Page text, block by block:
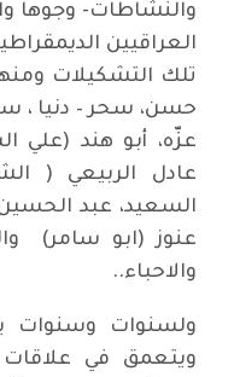
والنشاطات- وجوها
العراقيين
تلك التشكيلات
حسن، سحر – دنيا ،
عزّه، أبو هند (علي
عادل الربيعي (
السعيد، عبد
عنوز (ابو سامر)
والاحباء..
ولسنوات وسنوات
ويتعمق في علاقات